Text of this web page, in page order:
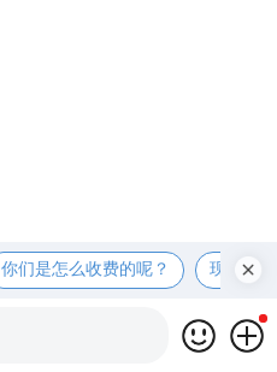
你们是怎么收费的呢？ 现在有